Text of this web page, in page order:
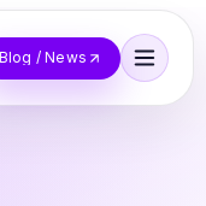
Blog / News